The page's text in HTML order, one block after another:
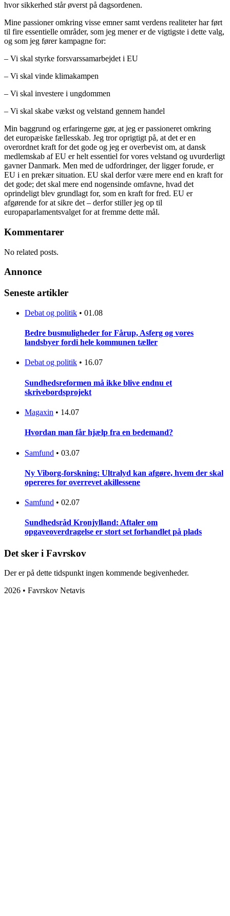
hvor sikkerhed står øverst på dagsordenen.
Mine passioner omkring visse emner samt verdens realiteter har ført
til fire essentielle områder, som jeg mener er de vigtigste i dette valg,
og som jeg fører kampagne for:
– Vi skal styrke forsvarssamarbejdet i EU
– Vi skal vinde klimakampen
– Vi skal investere i ungdommen
– Vi skal skabe vækst og velstand gennem handel
Min baggrund og erfaringerne gør, at jeg er passioneret omkring
det europæiske fællesskab. Jeg tror oprigtigt på, at det er en
overordnet kraft for det gode og jeg er overbevist om, at dansk
medlemskab af EU er helt essentiel for vores velstand og uvurderligt
gavner Danmark. Men med de udfordringer, der ligger forude, er
EU i en prekær situation. EU skal derfor være mere end en kraft for
det gode; det skal mere end nogensinde omfavne, hvad det
oprindeligt blev grundlagt for, som en kraft for fred. EU er
afgørende for at sikre det – derfor stiller jeg op til
europaparlamentsvalget for at fremme dette mål.
Kommentarer
No related posts.
Annonce
Seneste artikler
Debat og politik • 01.08
Bedre busmuligheder for Fårup, Asferg og vores
landsbyer fordi hele kommunen tæller
Debat og politik • 16.07
Sundhedsreformen må ikke blive endnu et
skrivebordsprojekt
Magaxin • 14.07
Hvordan man får hjælp fra en bedemand?
Samfund • 03.07
Ny Viborg-forskning: Ultralyd kan afgøre, hvem der skal
opereres for overrevet akillessene
Samfund • 02.07
Sundhedsråd Kronjylland: Aftaler om
opgaveoverdragelse er stort set forhandlet på plads
Det sker i Favrskov
Der er på dette tidspunkt ingen kommende begivenheder.
2026 • Favrskov Netavis